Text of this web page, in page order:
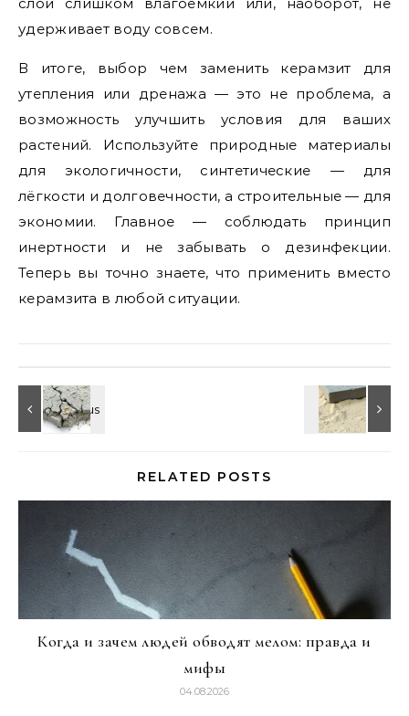
удерживает воду совсем.
В итоге, выбор чем заменить керамзит для
утепления или дренажа — это не проблема, а
возможность улучшить условия для ваших
растений. Используйте природные материалы
для экологичности, синтетические — для
лёгкости и долговечности, а строительные — для
экономии. Главное — соблюдать принцип
инертности и не забывать о дезинфекции.
Теперь вы точно знаете, что применить вместо
керамзита в любой ситуации.
RELATED POSTS
Когда и зачем людей обводят мелом: правда и
мифы
04.08.2026